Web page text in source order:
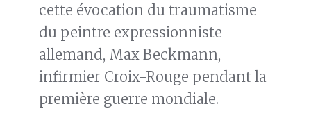
cette évocation du traumatisme
du peintre expressionniste
allemand, Max Beckmann,
infirmier Croix-Rouge pendant la
première guerre mondiale.